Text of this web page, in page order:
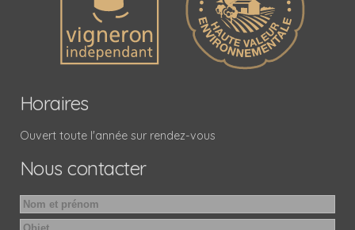
Horaires
Ouvert toute l'année sur rendez-vous
Nous contacter